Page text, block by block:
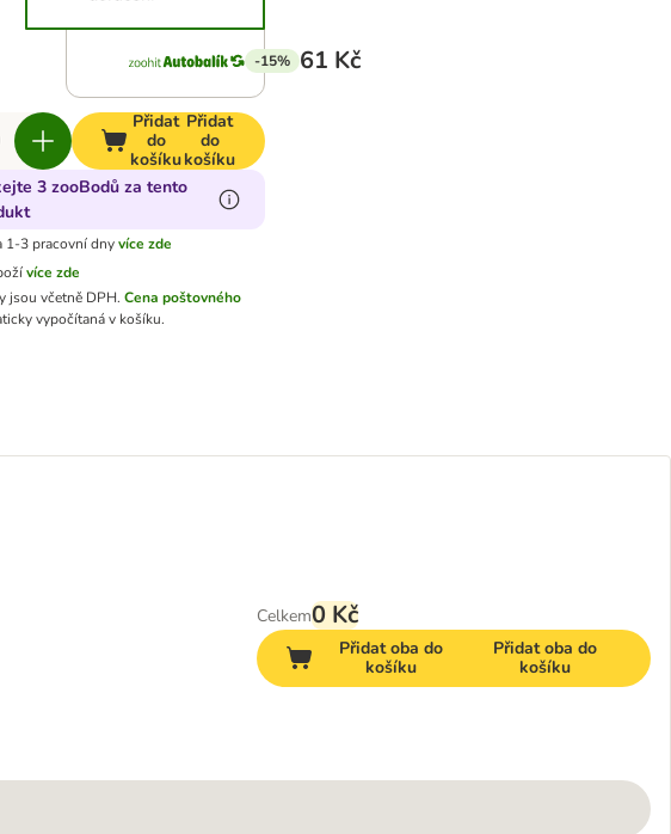
-15% 61 Kč
Přidat
do
košíku
Přidat
do
košíku
3 zooBodů za tento
1-3 pracovní dnyvíce zde
více zde
jsou včetně DPH. Cena poštovného
vypočítaná v košíku.
Celkem0 Kč
Přidat oba do
košíku
Přidat oba do
košíku